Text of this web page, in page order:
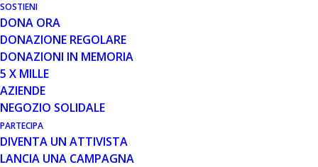
SOSTIENI
DONA ORA
DONAZIONE REGOLARE
DONAZIONI IN MEMORIA
5 X MILLE
AZIENDE
NEGOZIO SOLIDALE
PARTECIPA
DIVENTA UN ATTIVISTA
LANCIA UNA CAMPAGNA
Da lunedì 07 fino a venerdì 25 agosto i nostri uffici
resteranno chiusi, per riprendere con le nostre regolari
attività lunedì 28 agosto. Al…
Leggi tutto